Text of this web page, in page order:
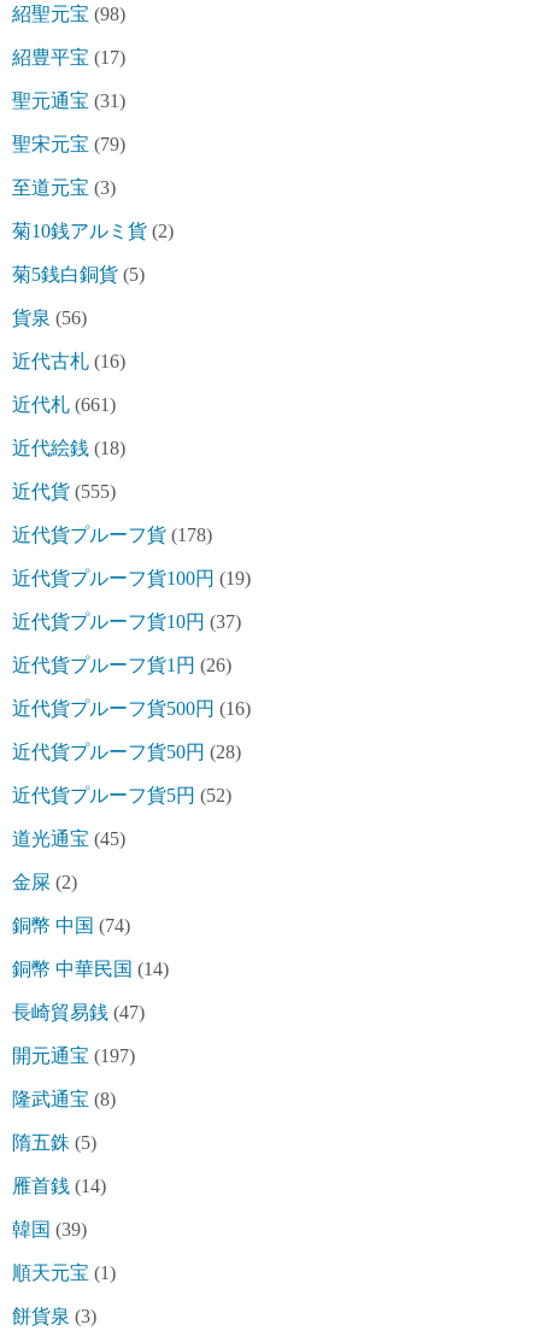
紹聖元宝 (98)
紹豊平宝 (17)
聖元通宝 (31)
聖宋元宝 (79)
至道元宝 (3)
菊10銭アルミ貨 (2)
菊5銭白銅貨 (5)
貨泉 (56)
近代古札 (16)
近代札 (661)
近代絵銭 (18)
近代貨 (555)
近代貨プルーフ貨 (178)
近代貨プルーフ貨100円 (19)
近代貨プルーフ貨10円 (37)
近代貨プルーフ貨1円 (26)
近代貨プルーフ貨500円 (16)
近代貨プルーフ貨50円 (28)
近代貨プルーフ貨5円 (52)
道光通宝 (45)
金屎 (2)
銅幣 中国 (74)
銅幣 中華民国 (14)
長崎貿易銭 (47)
開元通宝 (197)
隆武通宝 (8)
隋五銖 (5)
雁首銭 (14)
韓国 (39)
順天元宝 (1)
餅貨泉 (3)